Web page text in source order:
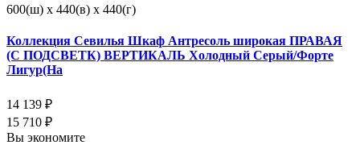
600(ш) x 440(в) x 440(г)
Коллекция Севилья Шкаф Антресоль широкая ПРАВАЯ
(С ПОДСВЕТК) ВЕРТИКАЛЬ Холодный Серый/Форте
Лигур(На
14 139 ₽
15 710 ₽
Вы экономите